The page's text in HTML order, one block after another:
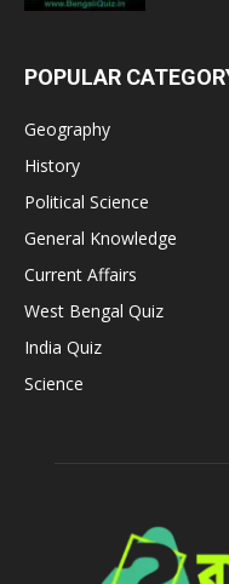
POPULAR
Geography
History
Political Science
General Knowledge
Current Affairs
West Bengal Quiz
India Quiz
Science